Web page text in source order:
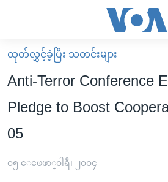
လွယ်ကူ
စေ
သည့်
များ
ပင်မ
မူလစာမျက်နှာ
မြန်မာ
ကမ္ဘာ့သတင်းများ
နိုင်ငံတကာ
ဗွီဒီယို
ထုတ်လွှင့်ခဲ့ပြီး သတင်းများ
Anti-Terror Conference
Pledge to Boost
05
၀၅ ေဖေဖာ္၀ါရီ၊ ၂၀၀၄